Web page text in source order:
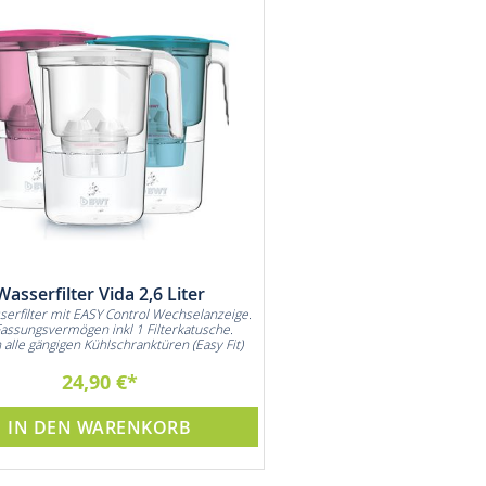
Vida 2,6 Liter
mit EASY Control Wechselanzeige.
inkl 1 Filterkatusche.
alle gängigen Kühlschranktüren (Easy Fit)
24,90 €
IN DEN WARENKORB